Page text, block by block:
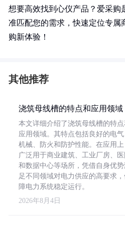
想要高效找到心仪产品？爱采购
准匹配您的需求，快速定位专属
购新体验！
其他推荐
浇筑母线槽的特点和应用领域
本文详细介绍了浇筑母线槽的特点
应用领域。其特点包括良好的电气
机械、防火和防护性能。在应用上
广泛用于商业建筑、工业厂房、
和数据中心等场所，凭借自身优
足不同领域对电力供应的高要求，
障电力系统稳定运行。
2026年8月4日